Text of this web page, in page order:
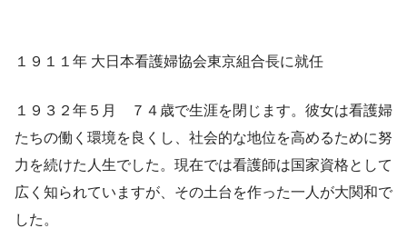
１９１１年 大日本看護婦協会東京組合長に就任
１９３２年５月 ７４歳で生涯を閉じます。彼女は看護婦
たちの働く環境を良くし、社会的な地位を高めるために努
力を続けた人生でした。現在では看護師は国家資格として
広く知られていますが、その土台を作った一人が大関和で
した。